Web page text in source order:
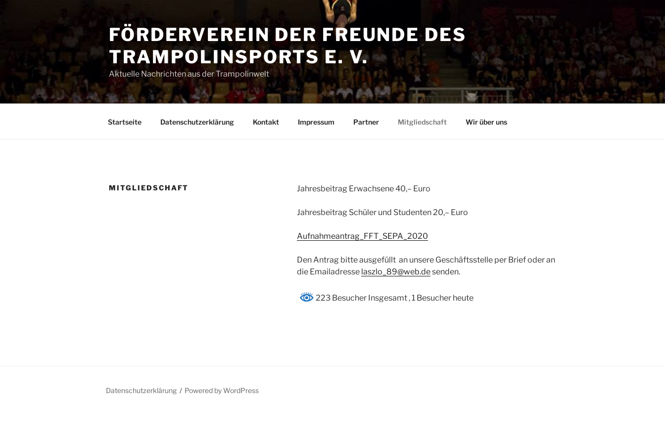
FÖRDERVEREIN DER FREUNDE DES
TRAMPOLINSPORTS E. V.
Aktuelle Nachrichten aus der Trampolinwelt
Startseite Datenschutzerklärung Kontakt Impressum Partner Mitgliedschaft Wir über uns
MITGLIEDSCHAFT Jahresbeitrag Erwachsene 40,– Euro
Jahresbeitrag Schüler und Studenten 20,– Euro
Aufnahmeantrag_FFT_SEPA_2020
Den Antrag bitte ausgefüllt an unsere Geschäftsstelle per Brief oder an
die Emailadresse laszlo_89@web.desenden.
223 Besucher Insgesamt , 1 Besucher heute
Datenschutzerklärung Powered by WordPress